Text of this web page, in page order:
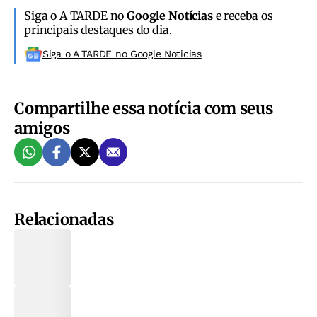
Siga o A TARDE noGoogle Notíciase receba os
principais destaques do dia.
Siga o A TARDE no Google Noticias
Compartilhe essa notícia com seus
amigos
Relacionadas